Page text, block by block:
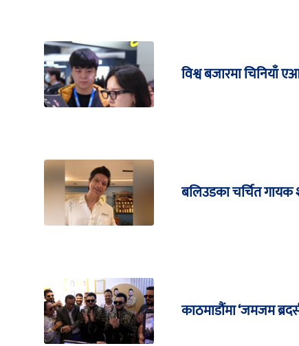
विश्व बजारमा चिनियाँ
बलिउडका चर्चित गायक
काठमाडौंमा ‘जमजम